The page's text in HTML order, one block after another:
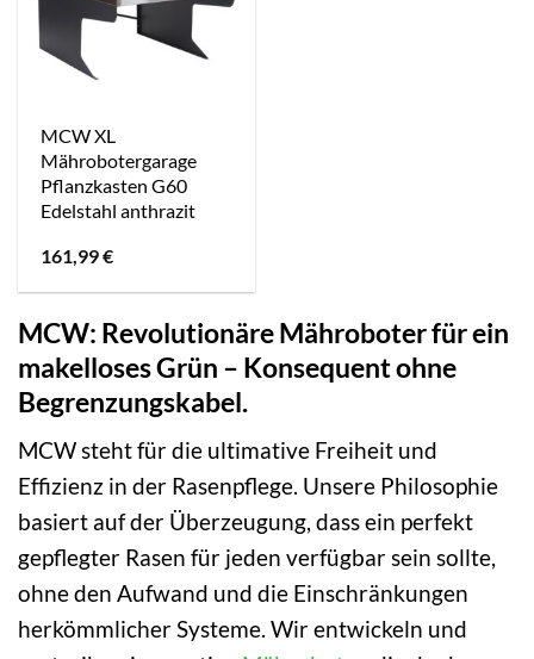
MCW XL
Mährobotergarage
Pflanzkasten G60
Edelstahl anthrazit
161,99€
MCW: Revolutionäre Mähroboter für ein
makelloses Grün – Konsequent ohne
Begrenzungskabel.
MCW steht für die ultimative Freiheit und
Effizienz in der Rasenpflege. Unsere Philosophie
basiert auf der Überzeugung, dass ein perfekt
gepflegter Rasen für jeden verfügbar sein sollte,
ohne den Aufwand und die Einschränkungen
herkömmlicher Systeme. Wir entwickeln und